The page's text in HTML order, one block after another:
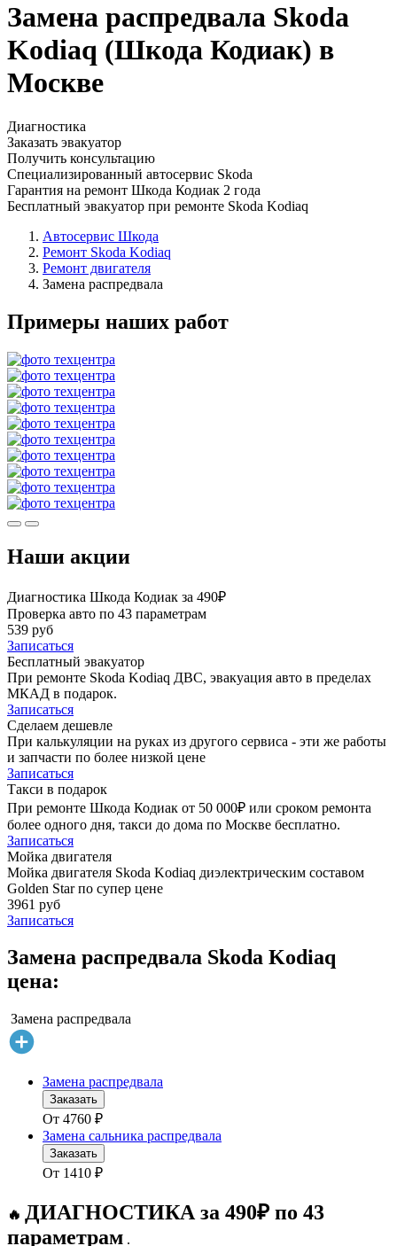
Замена распредвала Skoda
Kodiaq (Шкода Кодиак) в
Москве
Диагностика
Заказать эвакуатор
Получить консультацию
Специализированный автосервис Skoda
Гарантия на ремонт Шкода Кодиак 2 года
Бесплатный эвакуатор при ремонте Skoda Kodiaq
Автосервис Шкода
Ремонт Skoda Kodiaq
Ремонт двигателя
Замена распредвала
Примеры наших работ
Наши акции
Диагностика Шкода Кодиак за 490₽
Проверка авто по 43 параметрам
539 руб
Записаться
Бесплатный эвакуатор
При ремонте Skoda Kodiaq ДВС, эвакуация авто в пределах
МКАД в подарок.
Записаться
Сделаем дешевле
При калькуляции на руках из другого сервиса - эти же работы
и запчасти по более низкой цене
Записаться
Такси в подарок
При ремонте Шкода Кодиак от 50 000₽ или сроком ремонта
более одного дня, такси до дома по Москве бесплатно.
Записаться
Мойка двигателя
Мойка двигателя Skoda Kodiaq диэлектрическим составом
Golden Star по супер цене
3961 руб
Записаться
Замена распредвала Skoda Kodiaq
цена:
Замена распредвала
Замена распредвала
Заказать
От 4760 ₽
Замена сальника распредвала
Заказать
От 1410 ₽
🔥 ДИАГНОСТИКА за 490₽ по 43
параметрам .